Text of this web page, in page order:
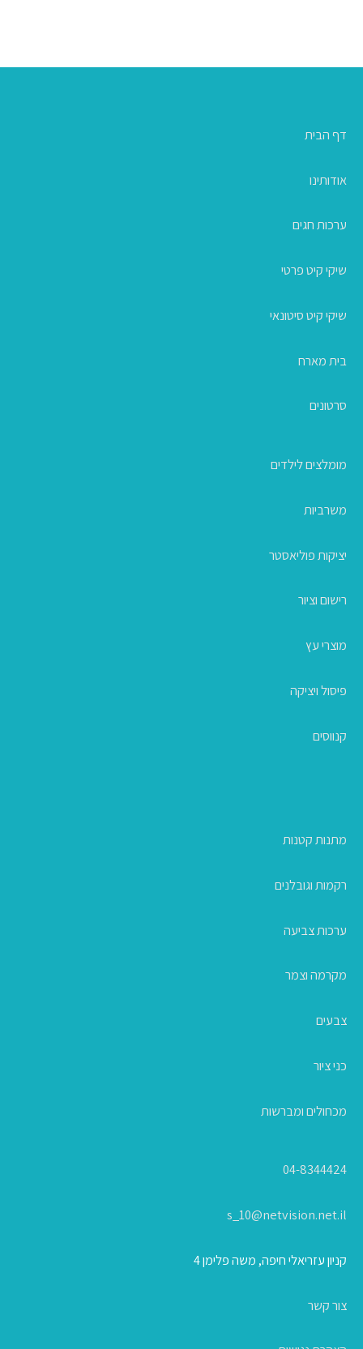
דף הבית
אודותינו
ערכות חגים
שיקי קיט פרטי
שיקי קיט סיטונאי
בית מארח
סרטונים
מומלצים לילדים
משרביות
יציקות פוליאסטר
רישום וציור
מוצרי עץ
פיסול ויציקה
קנווסים
מתנות קטנות
רקמות וגובלנים
ערכות צביעה
מקרמה וצמר
צבעים
כני ציור
מכחולים ומברשות
04-8344424
s_10@netvision.net.il
קניון עזריאלי חיפה, משה פלימן 4
צור קשר